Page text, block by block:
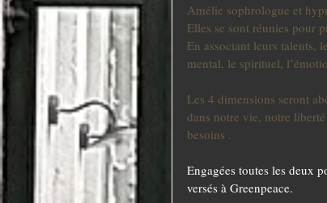
Amélie sophrologue et
Elles se sont réunies pour
En associant leurs talents,
mental, le spirituel,
Les 4 dimensions seront
dans notre vie, notre
besoins .
Engagées toutes les deux
versés à Greenpeace.